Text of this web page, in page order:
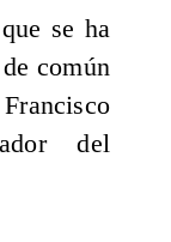
se ha
común
del